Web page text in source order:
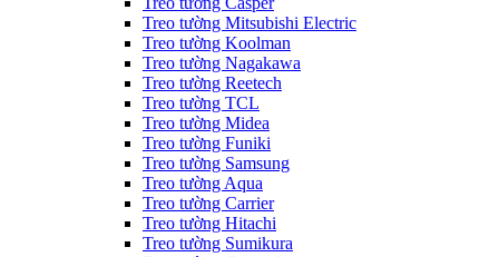
Treo tường Mitsubishi Electric
Treo tường Koolman
Treo tường Nagakawa
Treo tường Reetech
Treo tường TCL
Treo tường Midea
Treo tường Funiki
Treo tường Samsung
Treo tường Aqua
Treo tường Carrier
Treo tường Hitachi
Treo tường Sumikura